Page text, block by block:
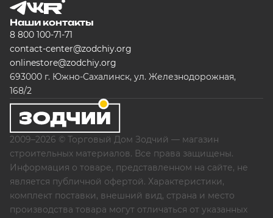
Наши контакты
8 800 100-71-71
contact-center@zodchiy.org
onlinestore@zodchiy.org
693000 г. Южно-Сахалинск, ул. Железнодорожная,
168/2
2009–2026 © Торговый Дом Зодчий — магазин
строительных материалов. Все права защищены.
Информация о товаре, представленном на сайте, не
является публичной офертой. Характеристики,
комплект поставки, внешний вид, страна и место
производства товара могут отличаться от указанных